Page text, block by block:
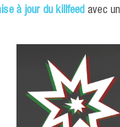
à jour du killfeedavec